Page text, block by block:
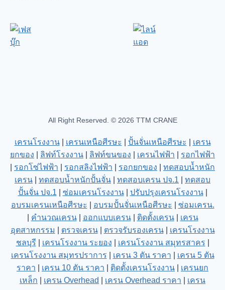
All Right Reserved. © 2026 TTM CRANE
เครนโรงงาน| เครนเหนือศีรษะ ปั้นจั่นเหนือศีรษะ
เครน
ยกของ
ลิฟท์โรงงาน ลิฟท์ขนของ เครนไฟฟ้า
รอกไฟฟ้า
รอกโซ่ไฟฟ้า รอกสลิงไฟฟ้า รอกยกของ
ทดสอบน้ำหนัก
เครน
ทดสอบน้ำหนักปั้นจั่น ทดสอบเครน ปจ.1
ทดสอบ
ปั้นจั่น ปจ.1
ซ่อมเครนโรงงาน| ปรับปรุงเครนโรงงาน|
อบรมเครนเหนือศีรษะ
อบรมปั้นจั่นเหนือศีรษะ
ซ่อมเครน.
คำนวณเครน| ออกแบบเครน| ติดตั้งเครน| เครน
อุตสาหกรรม
ตรวจเครน| ตรวจรับรองเครน| เครนโรงงาน
ชลบุรี
เครนโรงงาน ระยอง เครนโรงงาน สมุทรสาคร
เครนโรงงาน สมุทรปราการ
เครน 3 ตัน ราคา
เครน 5 ตัน
ราคา
เครน 10 ตัน ราคา ติดตั้งเครนโรงงาน
เครนยก
เหล็ก
เครน Overhead เครน Overhead ราคา
เครน